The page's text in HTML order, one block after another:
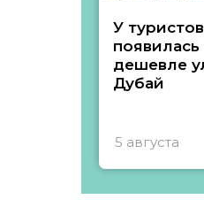
У
дешевле
Дубай
5 августа